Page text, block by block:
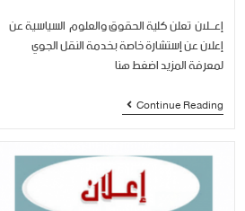
إعـــلان تعلن كلية الحقوق والعلوم السياسية عن
إعلان عن إستشارة خاصة بخدمة النقل الجوي
لمعرفة المزيد اضغط هنا
Continue Reading